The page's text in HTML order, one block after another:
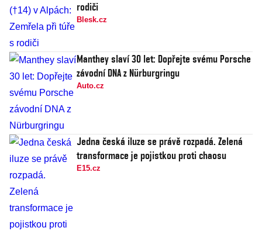
rodiči
Blesk.cz
Manthey slaví 30 let: Dopřejte svému Porsche
závodní DNA z Nürburgringu
Auto.cz
Jedna česká iluze se právě rozpadá. Zelená
transformace je pojistkou proti chaosu
E15.cz